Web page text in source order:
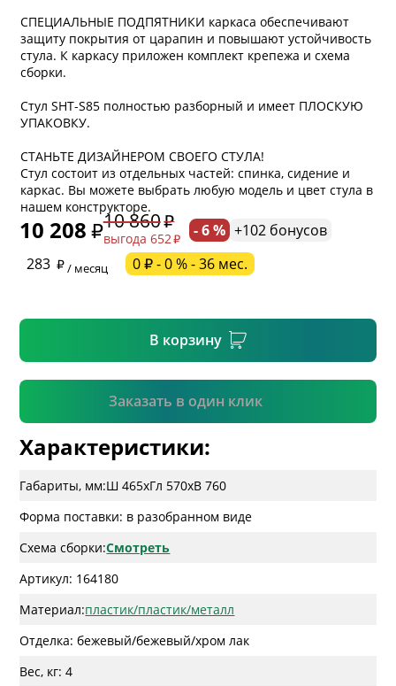
СПЕЦИАЛЬНЫЕ ПОДПЯТНИКИ каркаса обеспечивают
защиту покрытия от царапин и повышают устойчивость
стула. К каркасу приложен комплект крепежа и схема
сборки.
Стул SHT-S85 полностью разборный и имеет ПЛОСКУЮ
УПАКОВКУ.
СТАНЬТЕ ДИЗАЙНЕРОМ СВОЕГО СТУЛА!
Стул состоит из отдельных частей: спинка, сидение и
каркас. Вы можете выбрать любую модель и цвет стула в
нашем конструкторе.
10 208 10 860
выгода 652 - 6 % +102 бонусов
283
/ месяц 0 ₽ - 0 % - 36 мес.
В корзину
Заказать в один клик
* обязательное поле
* необязательное поле
Подтвердить
Характеристики:
Габариты, мм:Ш 465xГл 570xВ 760
Форма поставки: в разобранном виде
Схема сборки:Смотреть
Артикул: 164180
Материал:пластик/пластик/металл
Отделка: бежевый/бежевый/хром лак
Вес, кг: 4